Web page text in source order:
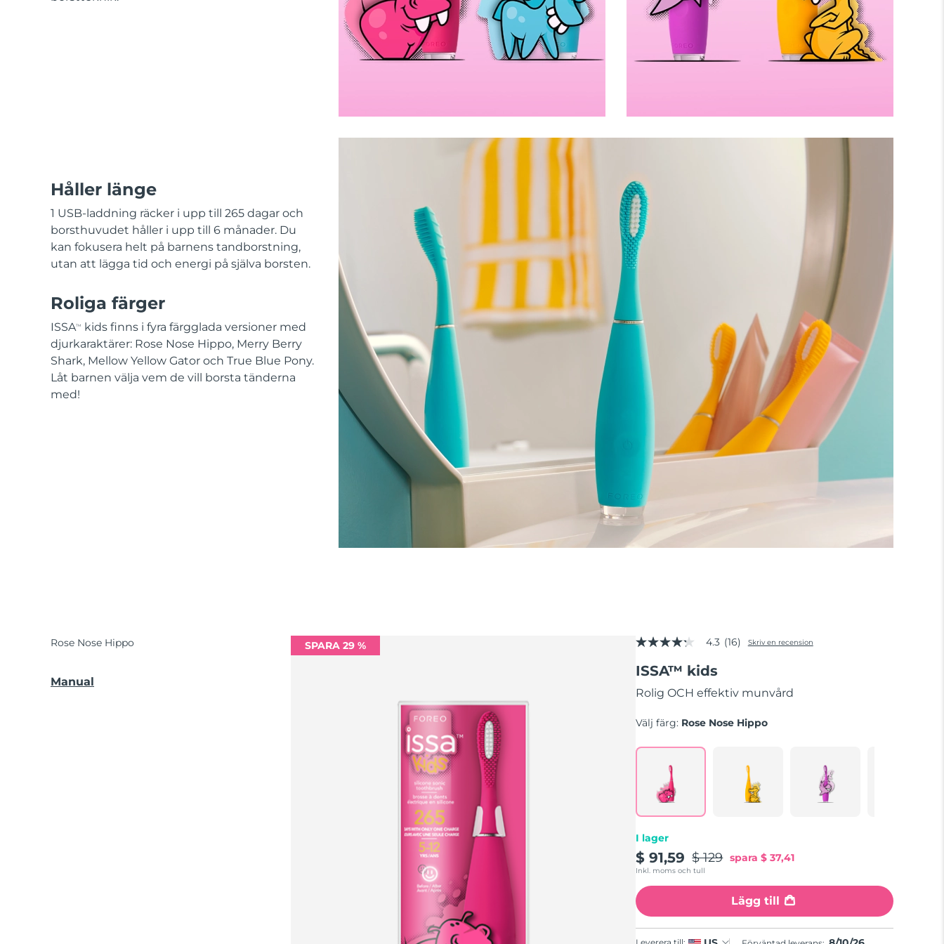
Håller länge
1 USB-laddning räcker i upp till 265 dagar och
borsthuvudet håller i upp till 6 månader. Du
kan fokusera helt på barnens tandborstning,
utan att lägga tid och energi på själva borsten.
Roliga färger
ISSATM
kids finns i fyra färgglada versioner med
djurkaraktärer: Rose Nose Hippo, Merry Berry
Shark, Mellow Yellow Gator och True Blue Pony.
Låt barnen välja vem de vill borsta tänderna
med!
SPARA 29 %
4.3
5
stjärnor,
genomsnittligt
betyg.
16
Länk
samma
4.3 (16) Skriv en recension
ISSA™ kids
Rolig OCH effektiv munvård
Välj färg: Rose Nose Hippo
I lager
$ 91,59 $ 129 spara$ 37,41
Inkl. moms och tull
Lägg till
Rose Nose Hippo
Manual
KIWI™-hudvård
OM FOREO